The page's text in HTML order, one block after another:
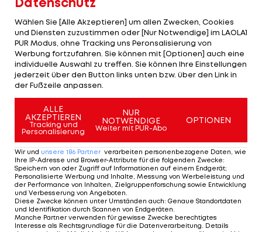
Schlusspfiff kam, waren wir überglücklich. Wir
haben gemeinsam gelitten, um das zu erreichen.
Ich freue mich schon darauf, diesen Erfolg mit
meinem Teamkollegen feiern zu können", meint
Donnarumma.
Aber dennoch merkt man, dass den Italienern das
Fußballspielen nicht mehr ganz so einfach von der
Hand geht, wie vielleicht noch in der
Gruppenphase. Natürlich liegt das zum Teil auch
an der immer stärker werdenden Konkurrenz, der
Fakt, dass Italien nach langer Torsperre jetzt
wieder zwei Spiele in Folge einen Gegentreffer
kassierte, zeigt aber auch, dass der Squadra
Azzurra alles abverlangt wird, um das große Ziel -
Wählen Sie [Alle Akzeptieren] um allen Zwecken, Cookies
und Diensten zuzustimmen oder [Nur Notwendige] im LAOLA1
PUR Modus, ohne Tracking uns Peronsalisierung von
Werbung fortzufahren. Sie können mit [Optionen] auch eine
individuelle Auswahl zu treffen. Sie können Ihre Einstellungen
jederzeit über den Button links unten bzw. über den Link in
der Fußzeile anpassen.
ALLE
AKZEPTIEREN
Tracking und
Personalisierung
NUR
NOTWENDIGE
Weiter mit PUR-Abo
OPTIONEN
Wir und unsere 186 Partner verarbeiten personenbezogene Daten, wie
Ihre IP-Adresse und Browser-Attribute für die folgenden Zwecke:
Speichern von oder Zugriff auf Informationen auf einem Endgerät;
Personalisierte Werbung und Inhalte, Messung von Werbeleistung und
der Performance von Inhalten, Zielgruppenforschung sowie Entwicklung
und Verbesserung von Angeboten
Diese Zwecke können unter Umständen auch: Genaue Standortdaten
und Identifikation durch Scannen von Endgeräten
Manche Partner verwenden für gewisse Zwecke berechtigtes
Interesse als Rechtsgrundlage für die Datenverarbeitung. Details